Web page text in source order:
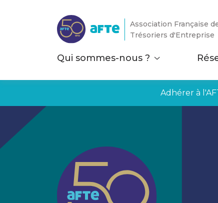
Association Française
Trésoriers d'Entreprise
Qui sommes-nous ?
Adhérer à